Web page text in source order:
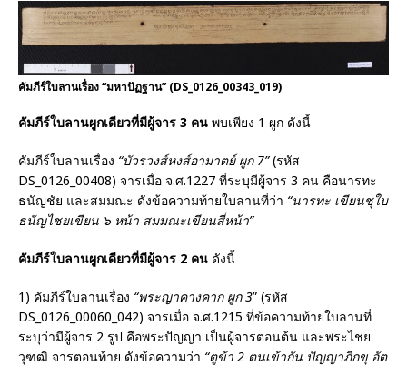
คัมภีร์ใบลานเรื่อง “มหาปัฏฐาน” (DS_0126_00343_019)
คัมภีร์ใบลานผูกเดียวที่มีผู้จาร 3 คน พบเพียง 1 ผูก ดังนี้
คัมภีร์ใบลานเรื่อง “บัวรวงส์หงส์อามาตย์ ผูก 7”(รหัส
DS_0126_00408) จารเมื่อ จ.ศ.1227 ที่ระบุมีผู้จาร 3 คน คือนารทะ
ธนัญชัย และสมมณะ ดังข้อความท้ายใบลานที่ว่า “นารทะ เขียนชุใบ
ธนัญไชยเขียน ๖ หน้า สมมณะเขียนสี่หน้า”
คัมภีร์ใบลานผูกเดียวที่มีผู้จาร 2 คน ดังนี้
1) คัมภีร์ใบลานเรื่อง “พระญาคางคาก ผูก3” (รหัส
DS_0126_00060_042) จารเมื่อ จ.ศ.1215 ที่ข้อความท้ายใบลานที่
ระบุว่ามีผู้จาร 2 รูป คือพระปัญญา เป็นผู้จารตอนต้น และพระไชย
วุฑฒิ จารตอนท้าย ดังข้อความว่า “ตูข้า 2 ตนเข้ากัน ปัญญาภิกขุ อัต